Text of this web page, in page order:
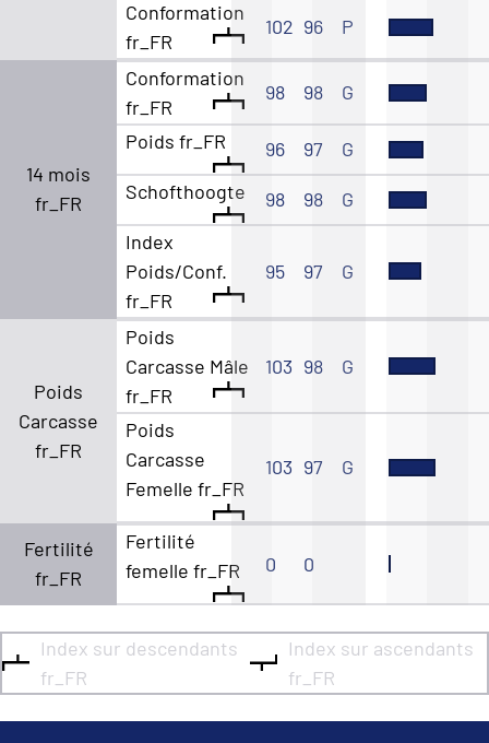
Conformation
fr_FR
102 96 P
14 mois
fr_FR
Conformation
fr_FR
98 98 G
Poids fr_FR 96 97
G
Schofthoogte
98 98
G
Index
Poids/Conf.
fr_FR
95 97 G
Poids
Carcasse
fr_FR
Poids
Carcasse Mâle
fr_FR
103 98 G
Poids
Carcasse
Femelle fr_FR
103 97 G
Fertilité
fr_FR
Fertilité
femelle fr_FR
0 0
Index sur descendants
fr_FR
Index sur ascendants
fr_FR